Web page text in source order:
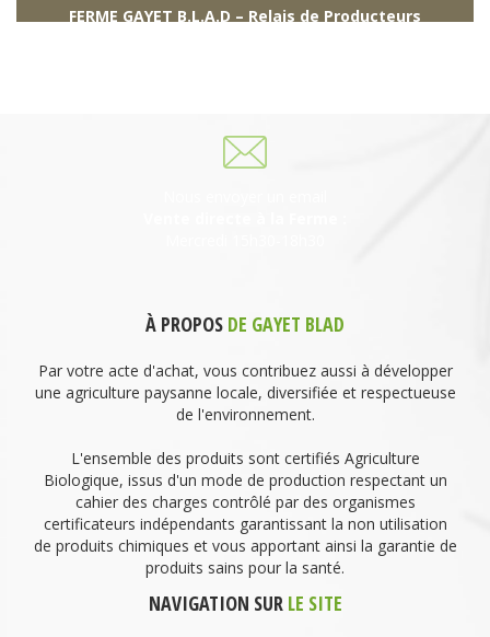
FERME GAYET B.L.A.D – Relais de Producteurs
À PROPOS DE GAYET BLAD
Par votre acte d'achat, vous contribuez aussi à développer
une agriculture paysanne locale, diversifiée et respectueuse
de l'environnement.
L'ensemble des produits sont certifiés Agriculture
Biologique, issus d'un mode de production respectant un
cahier des charges contrôlé par des organismes
certificateurs indépendants garantissant la non utilisation
de produits chimiques et vous apportant ainsi la garantie de
produits sains pour la santé.
NAVIGATION SUR LE SITE